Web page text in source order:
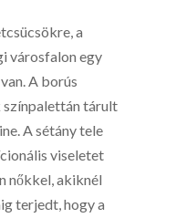
a
városfalon egy
A borús
színpalettán tárult
A sétány tele
viseletet
nőkkel, akiknél
terjedt, hogy a